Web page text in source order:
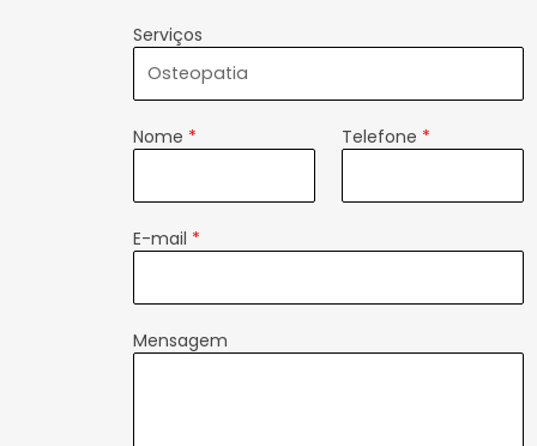
Serviços
Nome * Telefone *
E-mail *
Mensagem